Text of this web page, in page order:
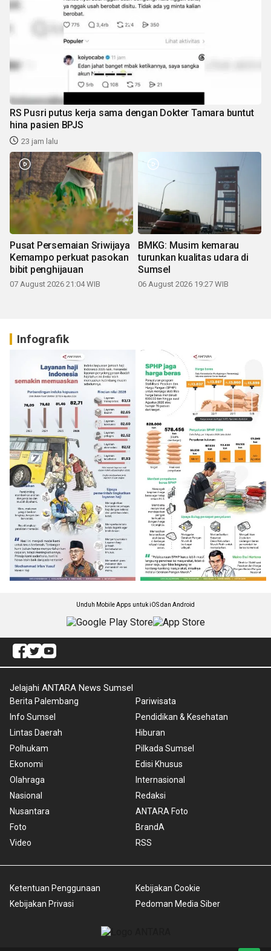
RS Pusri putus kerja sama dengan Dokter Tamara buntut
hina pasien BPJS
23 jam lalu
Pusat Persemaian Sriwijaya
Kemampo perkuat pasokan
bibit penghijauan
07 August 2026 21:04 WIB
BMKG: Musim kemarau
turunkan kualitas udara di
Sumsel
06 August 2026 19:27 WIB
Infografik
Unduh Mobile Apps untuk iOS dan Android
Jelajahi ANTARA News Sumsel
Berita Palembang
Info Sumsel
Lintas Daerah
Polhukam
Ekonomi
Olahraga
Nasional
Nusantara
Foto
Video
Pariwisata
Pendidikan & Kesehatan
Hiburan
Pilkada Sumsel
Edisi Khusus
Internasional
Redaksi
ANTARA Foto
BrandA
RSS
Ketentuan Penggunaan
Kebijakan Privasi
Kebijakan Cookie
Pedoman Media Siber